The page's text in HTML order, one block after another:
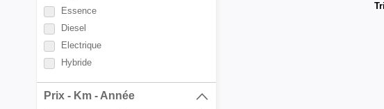
Essence
Diesel
Electrique
Hybride
Prix - Km - Année